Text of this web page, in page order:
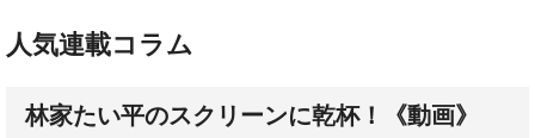
人気連載コラム
林家たい平のスクリーンに乾杯！《動画》